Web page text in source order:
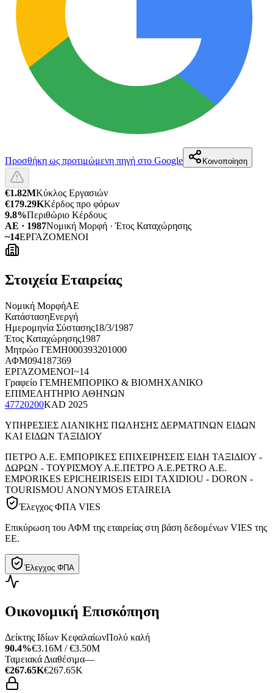
Προσθήκη ως προτιμώμενη πηγή στο Google Κοινοποίηση
€1.82MΚύκλος Εργασιών
€179.29KΚέρδος προ φόρων
9.8%Περιθώριο Κέρδους
ΑΕ · 1987Νομική Μορφή · Έτος Καταχώρησης
~14ΕΡΓΑΖΟΜΕΝΟΙ
Στοιχεία Εταιρείας
Νομική ΜορφήΑΕ
ΚατάστασηΕνεργή
Ημερομηνία Σύστασης18/3/1987
Έτος Καταχώρησης1987
Μητρώο ΓΕΜΗ000393201000
ΑΦΜ094187369
ΕΡΓΑΖΟΜΕΝΟΙ~14
Γραφείο ΓΕΜΗΕΜΠΟΡΙΚΟ & ΒΙΟΜΗΧΑΝΙΚΟ
ΕΠΙΜΕΛΗΤΗΡΙΟ ΑΘΗΝΩΝ
47720200KAD 2025
ΥΠΗΡΕΣΙΕΣ ΛΙΑΝΙΚΗΣ ΠΩΛΗΣΗΣ ΔΕΡΜΑΤΙΝΩΝ ΕΙΔΩΝ
ΚΑΙ ΕΙΔΩΝ ΤΑΞΙΔΙΟΥ
ΠΕΤΡΟ Α.Ε. ΕΜΠΟΡΙΚΕΣ ΕΠΙΧΕΙΡΗΣΕΙΣ ΕΙΔΗ ΤΑΞΙΔΙΟΥ -
ΔΩΡΩΝ - ΤΟΥΡΙΣΜΟΥ Α.Ε.ΠΕΤΡΟ Α.Ε.PETRO A.E.
EMPORIKES EPICHEIRISEIS EIDI TAXIDIOU - DORON -
TOURISMOU ANONYMOS ETAIREIA
Έλεγχος ΦΠΑ VIES
Επικύρωση του ΑΦΜ της εταιρείας στη βάση δεδομένων VIES της
ΕΕ.
Έλεγχος ΦΠΑ
Οικονομική Επισκόπηση
Δείκτης Ιδίων ΚεφαλαίωνΠολύ καλή
90.4%€3.16M / €3.50M
Ταμειακά Διαθέσιμα—
€267.65K€267.65K